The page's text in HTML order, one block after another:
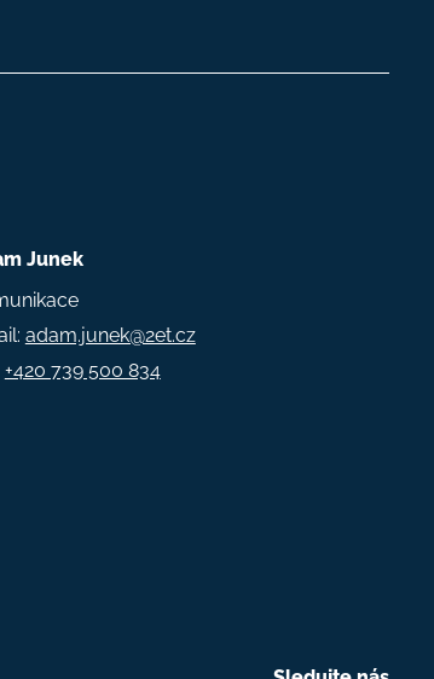
Junek
adam.junek@2et.cz
+420 739 500 834